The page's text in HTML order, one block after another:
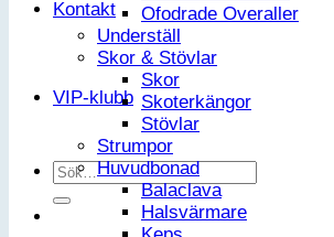
Kontakt
VIP-klubb
Sök
efter:
Ofodrade Overaller
Underställ
Skor & Stövlar
Skor
Skoterkängor
Stövlar
Strumpor
Huvudbonad
Balaclava
Halsvärmare